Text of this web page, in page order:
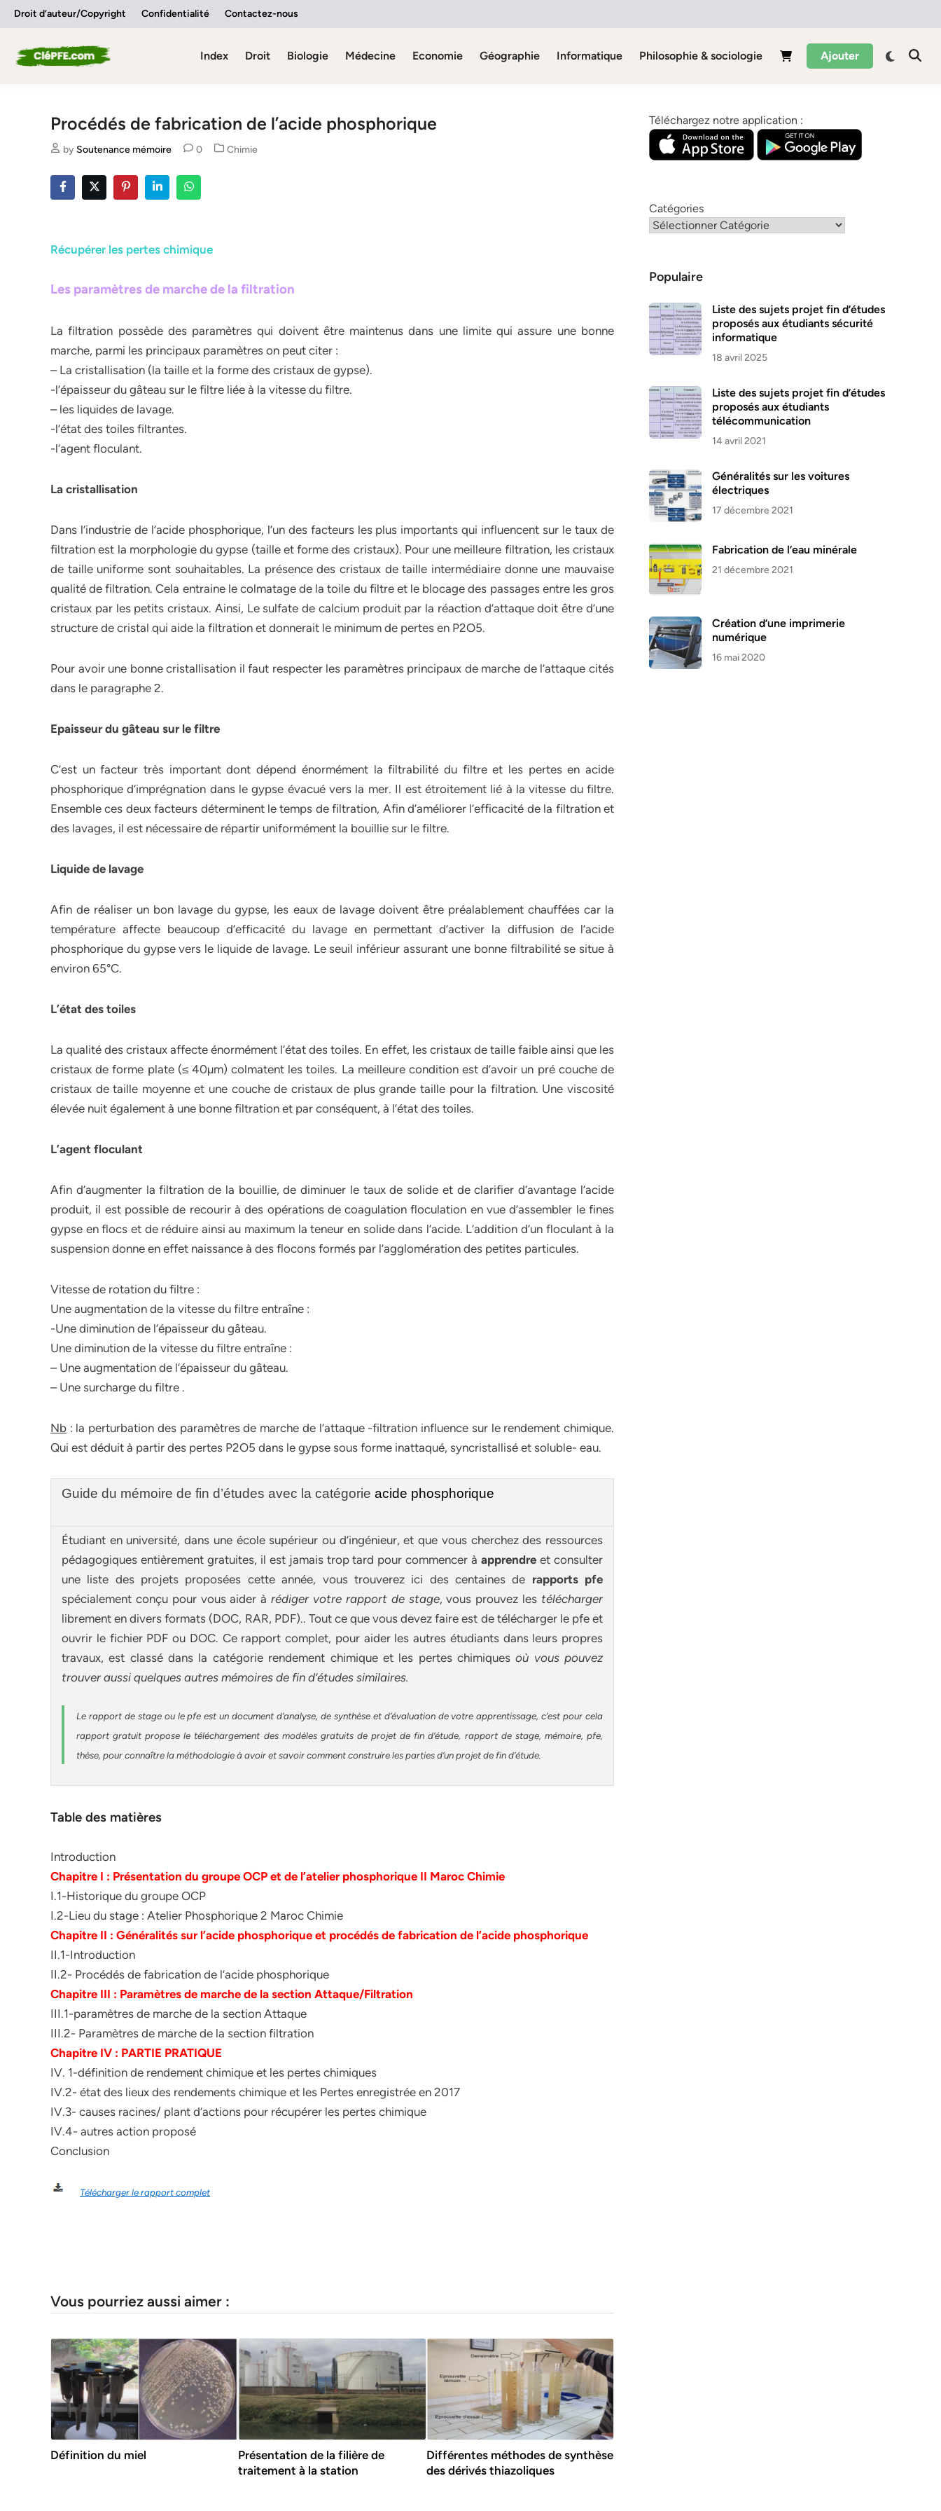
SkipDroit d’auteur/Copyright Confidentialité Contactez-nous
Index Droit Biologie Médecine Economie Géographie Informatique Philosophie & sociologie Ajouter
Procédés de fabrication de l’acide phosphorique
by Soutenance mémoire 0
Posted
Chimie
Récupérer les pertes chimique
Les paramètres de marche de la filtration
La filtration possède des paramètres qui doivent être maintenus dans une limite qui assure une bonne
marche, parmi les principaux paramètres on peut citer :
– La cristallisation (la taille et la forme des cristaux de gypse).
-l’épaisseur du gâteau sur le filtre liée à la vitesse du filtre.
– les liquides de lavage.
-l’état des toiles filtrantes.
-l’agent floculant.
La cristallisation
Dans l’industrie de l’acide phosphorique, l’un des facteurs les plus importants qui influencent sur le taux de
filtration est la morphologie du gypse (taille et forme des cristaux). Pour une meilleure filtration, les cristaux
de taille uniforme sont souhaitables. La présence des cristaux de taille intermédiaire donne une mauvaise
qualité de filtration. Cela entraine le colmatage de la toile du filtre et le blocage des passages entre les gros
cristaux par les petits cristaux. Ainsi, Le sulfate de calcium produit par la réaction d’attaque doit être d’une
structure de cristal qui aide la filtration et donnerait le minimum de pertes en P2O5.
Pour avoir une bonne cristallisation il faut respecter les paramètres principaux de marche de l’attaque cités
dans le paragraphe 2.
Epaisseur du gâteau sur le filtre
C’est un facteur très important dont dépend énormément la filtrabilité du filtre et les pertes en acide
phosphorique d’imprégnation dans le gypse évacué vers la mer. Il est étroitement lié à la vitesse du filtre.
Ensemble ces deux facteurs déterminent le temps de filtration, Afin d’améliorer l’efficacité de la filtration et
des lavages, il est nécessaire de répartir uniformément la bouillie sur le filtre.
Liquide de lavage
Afin de réaliser un bon lavage du gypse, les eaux de lavage doivent être préalablement chauffées car la
température affecte beaucoup d’efficacité du lavage en permettant d’activer la diffusion de l’acide
phosphorique du gypse vers le liquide de lavage. Le seuil inférieur assurant une bonne filtrabilité se situe à
environ 65°C.
L’état des toiles
La qualité des cristaux affecte énormément l’état des toiles. En effet, les cristaux de taille faible ainsi que les
cristaux de forme plate (≤ 40µm) colmatent les toiles. La meilleure condition est d’avoir un pré couche de
cristaux de taille moyenne et une couche de cristaux de plus grande taille pour la filtration. Une viscosité
élevée nuit également à une bonne filtration et par conséquent, à l’état des toiles.
L’agent floculant
Afin d’augmenter la filtration de la bouillie, de diminuer le taux de solide et de clarifier d’avantage l’acide
produit, il est possible de recourir à des opérations de coagulation floculation en vue d’assembler le fines
gypse en flocs et de réduire ainsi au maximum la teneur en solide dans l’acide. L’addition d’un floculant à la
suspension donne en effet naissance à des flocons formés par l’agglomération des petites particules.
Vitesse de rotation du filtre :
Une augmentation de la vitesse du filtre entraîne :
-Une diminution de l’épaisseur du gâteau.
Une diminution de la vitesse du filtre entraîne :
– Une augmentation de l’épaisseur du gâteau.
– Une surcharge du filtre .
Nb : la perturbation des paramètres de marche de l’attaque -filtration influence sur le rendement chimique.
Qui est déduit à partir des pertes P2O5 dans le gypse sous forme inattaqué, syncristallisé et soluble- eau.
Guide du mémoire de fin d’études avec la catégorie acide phosphorique
Étudiant en université, dans une école supérieur ou d’ingénieur, et que vous cherchez des ressources
pédagogiques entièrement gratuites, il est jamais trop tard pour commencer àapprendre et consulter
une liste des projets proposées cette année, vous trouverez ici des centaines de rapports pfe
spécialement conçu pour vous aider àrédiger votre rapport de stage, vous prouvez les télécharger
librement en divers formats (DOC, RAR, PDF).. Tout ce que vous devez faire est de télécharger le pfe et
ouvrir le fichier PDF ou DOC. Ce rapport complet, pour aider les autres étudiants dans leurs propres
travaux, est classé dans la catégorie rendement chimique et les pertes chimiquesoù vous pouvez
trouver aussi quelques autres mémoires de fin d’études similaires.
Le rapport de stage ou le pfe est un document d’analyse, de synthèse et d’évaluation de votre apprentissage, c’est pour cela
rapport gratuitpropose le téléchargement des modèles gratuits de projet de fin d’étude, rapport de stage, mémoire, pfe,
thèse, pour connaître la méthodologie à avoir et savoir comment construire les parties d’un projet de fin d’étude
Table des matières
Introduction
Chapitre I : Présentation du groupe OCP et de l’atelier phosphorique II Maroc Chimie
I.1-Historique du groupe OCP
I.2-Lieu du stage : Atelier Phosphorique 2 Maroc Chimie
Chapitre II : Généralités sur l’acide phosphorique et procédés de fabrication de l’acide phosphorique
II.1-Introduction
II.2- Procédés de fabrication de l’acide phosphorique
Chapitre III : Paramètres de marche de la section Attaque/Filtration
III.1-paramètres de marche de la section Attaque
III.2- Paramètres de marche de la section filtration
Chapitre IV : PARTIE PRATIQUE
IV. 1-définition de rendement chimique et les pertes chimiques
IV.2- état des lieux des rendements chimique et les Pertes enregistrée en 2017
IV.3- causes racines/ plant d’actions pour récupérer les pertes chimique
IV.4- autres action proposé
Conclusion
Télécharger le rapport complet
Vous pourriez aussi aimer :
Définition du miel
Présentation de la filière de
traitement à la station
Différentes méthodes de synthèse
des dérivés thiazoliques
Téléchargez notre application :
Catégories
Populaire
Liste des sujets projet fin d’études
proposés aux étudiants sécurité
informatique
18 avril 2025
Liste des sujets projet fin d’études
proposés aux étudiants
télécommunication
14 avril 2021
Généralités sur les voitures
électriques
17 décembre 2021
Fabrication de l’eau minérale
21 décembre 2021
Création d’une imprimerie
numérique
16 mai 2020